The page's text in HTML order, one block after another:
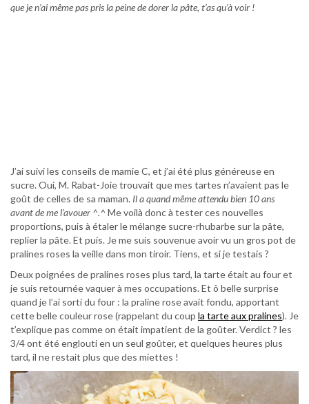
que je n’ai même pas pris la peine de dorer la pâte, t’as qu’à voir !
J’ai suivi les conseils de mamie C, et j’ai été plus généreuse en
sucre. Oui, M. Rabat-Joie trouvait que mes tartes n’avaient pas le
goût de celles de sa maman. Il a quand même attendu bien 10 ans
avant de me l’avouer ^.^ Me voilà donc à tester ces nouvelles
proportions, puis à étaler le mélange sucre-rhubarbe sur la pâte,
replier la pâte. Et puis. Je me suis souvenue avoir vu un gros pot de
pralines roses la veille dans mon tiroir. Tiens, et si je testais ?
Deux poignées de pralines roses plus tard, la tarte était au four et
je suis retournée vaquer à mes occupations. Et ô belle surprise
quand je l’ai sorti du four : la praline rose avait fondu, apportant
cette belle couleur rose (rappelant du coup la tarte aux pralines). Je
t’explique pas comme on était impatient de la goûter. Verdict ? les
3/4 ont été englouti en un seul goûter, et quelques heures plus
tard, il ne restait plus que des miettes !